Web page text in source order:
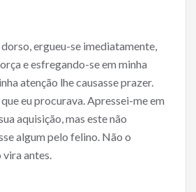
ergueu-se imediatamente,
e esfregando-se em minha
atenção lhe causasse prazer.
eu procurava. Apressei-me em
aquisição, mas este não
algum pelo felino. Não o
antes.